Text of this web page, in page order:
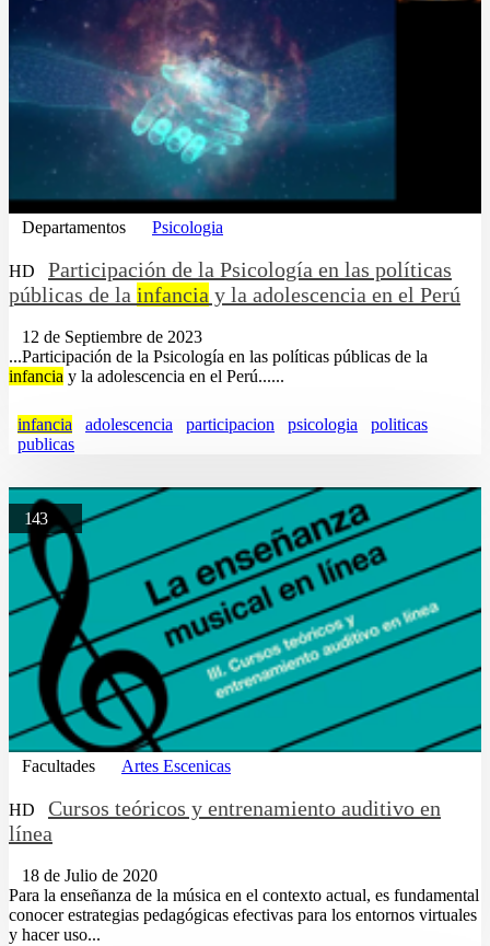
Departamentos Psicologia
HD
Participación de la Psicología en las políticas
públicas de la infancia y la adolescencia en el Perú
12 de Septiembre de 2023
...Participación de la Psicología en las políticas públicas de la
infancia y la adolescencia en el Perú......
infancia adolescencia participacion psicologia
politicas
publicas
143
Facultades Artes Escenicas
HD
Cursos teóricos y entrenamiento auditivo en
línea
18 de Julio de 2020
Para la enseñanza de la música en el contexto actual, es fundamental
conocer estrategias pedagógicas efectivas para los entornos virtuales
y hacer uso...